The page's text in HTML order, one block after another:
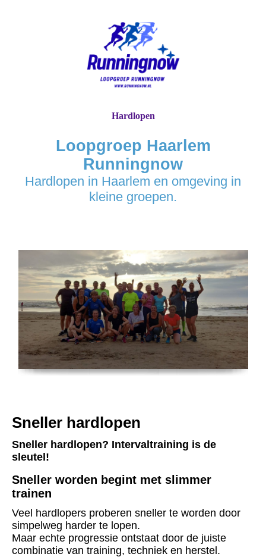
Loopgroep Haarlem
Runningnow
Hardlopen in Haarlem en omgeving in
kleine groepen.
Hardlopen
Sneller hardlopen
Sneller hardlopen? Intervaltraining is de
sleutel!
Sneller worden begint met slimmer
trainen
Veel hardlopers proberen sneller te worden door
simpelweg harder te lopen.
Maar echte progressie ontstaat door de juiste
combinatie van training, techniek en herstel.